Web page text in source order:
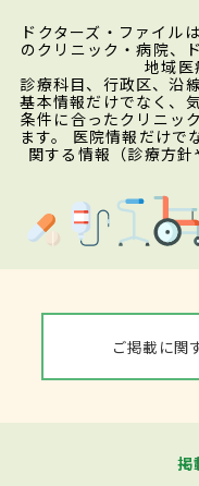
ドクターズ・ファイル
のクリニック・病院、
地域医
診療科目、行政区、沿
基本情報だけでなく、
条件に合ったクリニッ
ます。 医院情報だけで
関する情報（診療方針
ご掲載に関
掲